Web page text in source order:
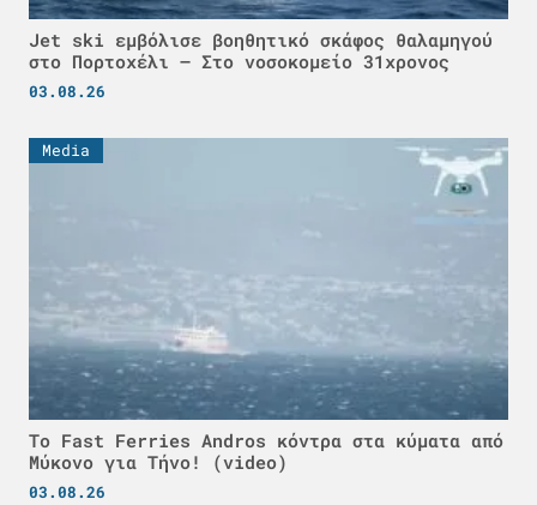
Jet ski εμβόλισε βοηθητικό σκάφος θαλαμηγού
στο Πορτοχέλι – Στο νοσοκομείο 31χρονος
03.08.26
Media
Το Fast Ferries Andros κόντρα στα κύματα από
Μύκονο για Τήνο! (video)
03.08.26